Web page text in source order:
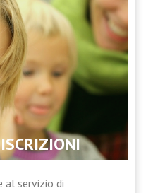
al servizio di